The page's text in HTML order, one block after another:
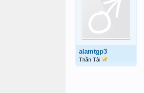
alamtgp3
Thần Tài